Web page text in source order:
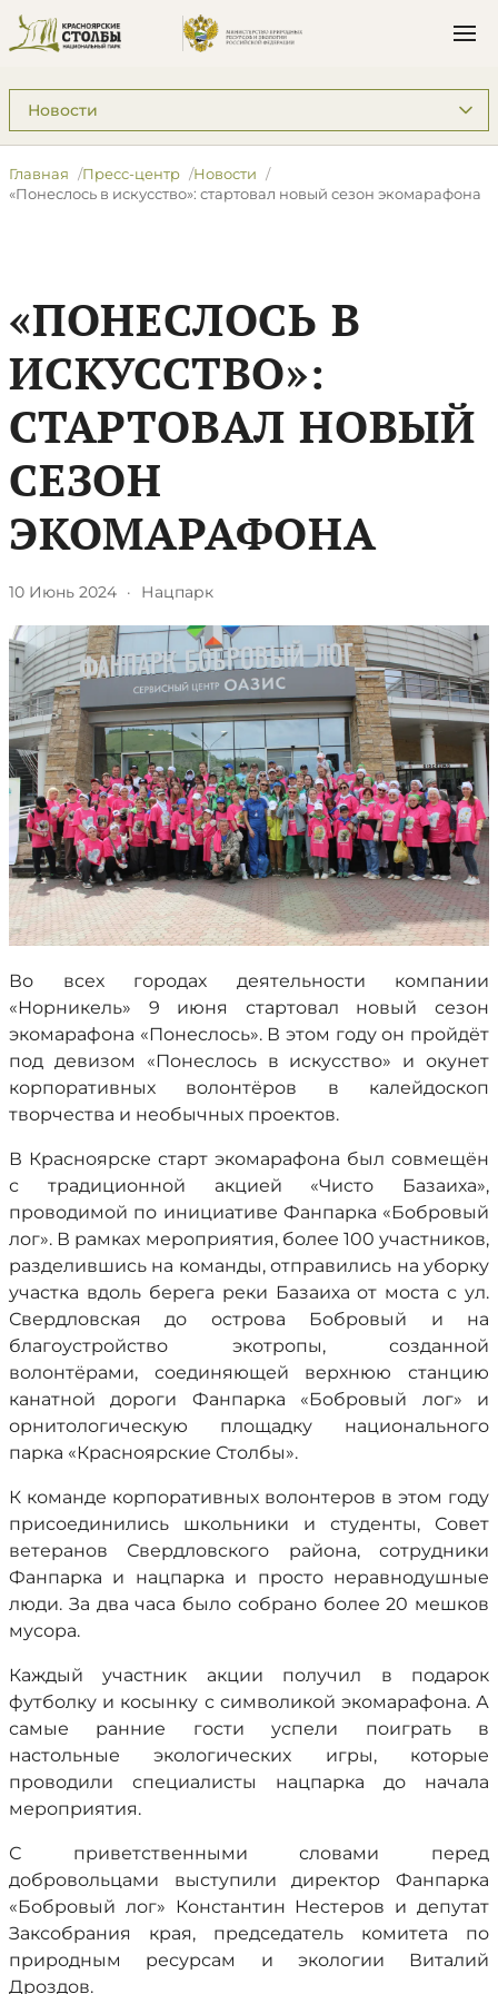
Подразделы: Пресс-центр
Главная Пресс-центр
Новости
​«Понеслось в искусство»: стартовал новый сезон экомарафона
​«ПОНЕСЛОСЬ В
ИСКУССТВО»:
СТАРТОВАЛ НОВЫЙ
СЕЗОН
ЭКОМАРАФОНА
10 Июнь 2024 · Нацпарк
Во всех городах деятельности компании
«Норникель» 9 июня стартовал новый сезон
экомарафона «Понеслось». В этом году он пройдёт
под девизом «Понеслось в искусство» и окунет
корпоративных волонтёров в калейдоскоп
творчества и необычных проектов.
В Красноярске старт экомарафона был совмещён
с традиционной акцией «Чисто Базаиха»,
проводимой по инициативе Фанпарка «Бобровый
лог». В рамках мероприятия, более 100 участников,
разделившись на команды, отправились на уборку
участка вдоль берега реки Базаиха от моста с ул.
Свердловская до острова Бобровый и на
благоустройство экотропы, созданной
волонтёрами, соединяющей верхнюю станцию
канатной дороги Фанпарка «Бобровый лог» и
орнитологическую площадку национального
парка «Красноярские Столбы».
К команде корпоративных волонтеров в этом году
присоединились школьники и студенты, Совет
ветеранов Свердловского района, сотрудники
Фанпарка и нацпарка и просто неравнодушные
люди. За два часа было собрано более 20 мешков
мусора.
Каждый участник акции получил в подарок
футболку и косынку с символикой экомарафона. А
самые ранние гости успели поиграть в
настольные экологических игры, которые
проводили специалисты нацпарка до начала
мероприятия.
С приветственными словами перед
добровольцами выступили директор Фанпарка
«Бобровый лог» Константин Нестеров и депутат
Заксобрания края, председатель комитета по
природным ресурсам и экологии Виталий
Дроздов.